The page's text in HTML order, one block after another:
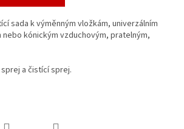
sada k výměnným vložkám, univerzálním
kónickým vzduchovým, pratelným,
a čistící sprej.